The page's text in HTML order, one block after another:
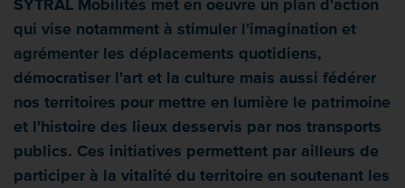
SYTRAL Mobilités met en oeuvre un plan d'action
qui vise notamment à stimuler l'imagination et
agrémenter les déplacements quotidiens,
démocratiser l'art et la culture mais aussi fédérer
nos territoires pour mettre en lumière le patrimoine
et l'histoire des lieux desservis par nos transports
publics. Ces initiatives permettent par ailleurs de
participer à la vitalité du territoire en soutenant les